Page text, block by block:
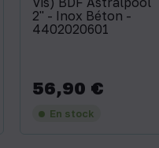
2'' - Inox Béton -
4402020601
Prix
56,90 €
En stock